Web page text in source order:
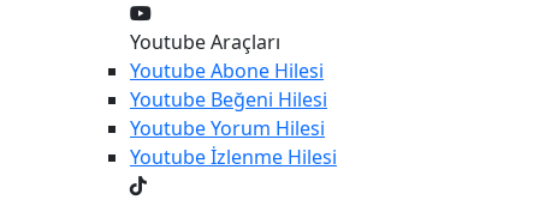
Youtube Araçları
YoutubeAbone Hilesi
Youtube Beğeni Hilesi
YoutubeYorum Hilesi
Youtubeİzlenme Hilesi